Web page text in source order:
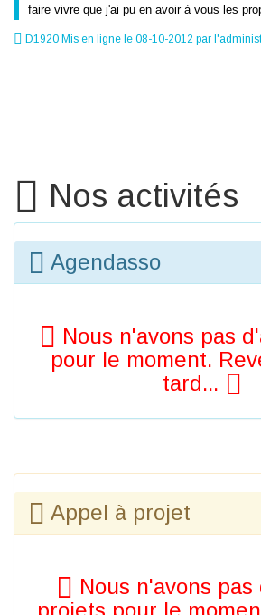
faire vivre que j'ai pu en avoir à vous les
D1920 Mis en ligne le 08-10-2012 par
Nos activités
Agendasso
Nous n'avons pas
pour le moment.
tard...
Appel à projet
Nous n'avons